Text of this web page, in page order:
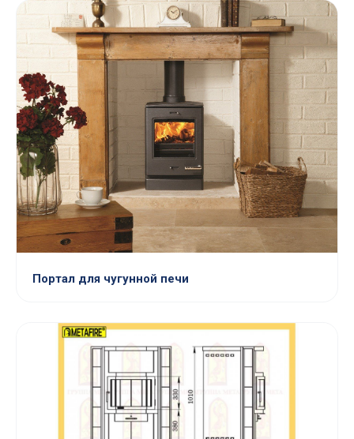
Портал для чугунной печи